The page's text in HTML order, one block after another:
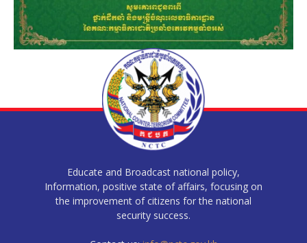
Educate and Broadcast national policy,
Information, positive state of affairs, focusing on
the improvement of citizens for the national
security success.